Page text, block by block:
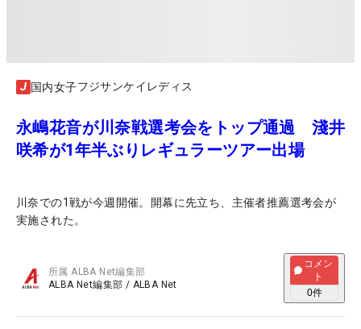
国内女子フジサンケイレディス
永嶋花音が川奈戦選考会をトップ通過 淺井
咲希が1年半ぶりレギュラーツアー出場
川奈での1戦が今週開催。開幕に先立ち、主催者推薦選考会が
実施された。
所属ALBA Net編集部
ALBA Net編集部 / ALBA Net
コメン
ト
0件